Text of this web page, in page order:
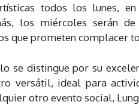
todos los lunes,
los miércoles serán
que prometen complacer
se distingue por su
versátil, ideal para
otro evento social,